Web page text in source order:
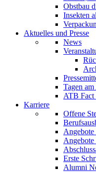
Obstbau
Insekten
Aktuelles und Presse
News
Tagen
ATB Fact
Karriere
Offene
Angebote
Erste
Alumni